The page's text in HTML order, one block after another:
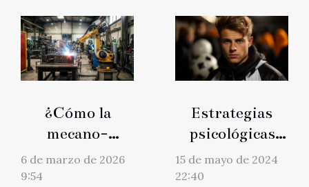
¿Cómo la
mecano-
soldadura
impulsa la
6 de marzo de 2026
9:54
Estrategias
psicológicas
para mejorar
en los penaltis:
15 de mayo de 2024
22:40